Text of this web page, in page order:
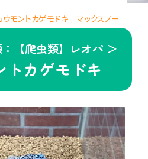
ウモントカゲモドキ マックスノー
【爬虫類】レオパ ＞
トカゲモドキ